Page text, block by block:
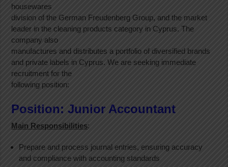
housewares
division of the German Freudenberg Group, and the market
leader in the cleaning products category in Cyprus. The
company also
manufactures and distributes a portfolio of diversified brands
and private labels in Cyprus. We are seeking immediate
recruitment for the
following position:
Position: Junior Accountant
Main Responsibilities:
Prepare and process journal entries, ensuring accuracy
and compliance with accounting standards